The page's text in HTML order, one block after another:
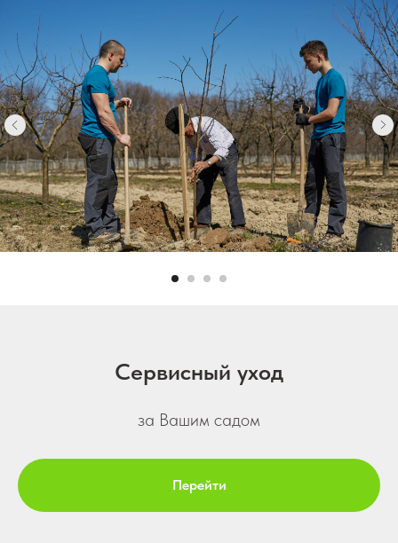
Сервисный уход
за Вашим садом
Перейти